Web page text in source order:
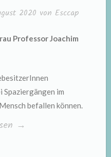
2020 von Esccap
Professor Joachim
im
befallen können.
→